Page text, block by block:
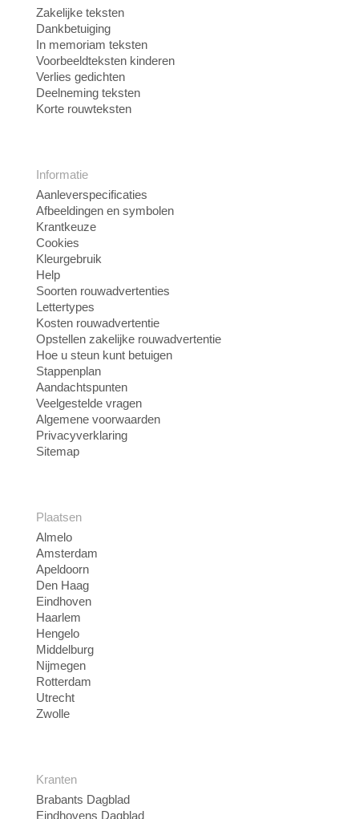
Zakelijke teksten
Dankbetuiging
In memoriam teksten
Voorbeeldteksten kinderen
Verlies gedichten
Deelneming teksten
Korte rouwteksten
Informatie
Aanleverspecificaties
Afbeeldingen en symbolen
Krantkeuze
Cookies
Kleurgebruik
Help
Soorten rouwadvertenties
Lettertypes
Kosten rouwadvertentie
Opstellen zakelijke rouwadvertentie
Hoe u steun kunt betuigen
Stappenplan
Aandachtspunten
Veelgestelde vragen
Algemene voorwaarden
Privacyverklaring
Sitemap
Plaatsen
Almelo
Amsterdam
Apeldoorn
Den Haag
Eindhoven
Haarlem
Hengelo
Middelburg
Nijmegen
Rotterdam
Utrecht
Zwolle
Kranten
Brabants Dagblad
Eindhovens Dagblad